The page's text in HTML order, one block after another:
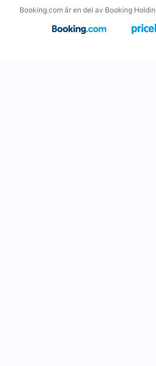
Booking.com är en del av Booking